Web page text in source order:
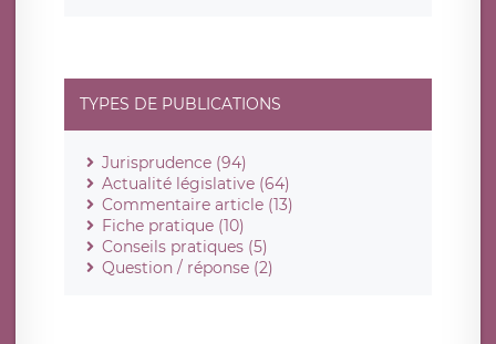
TYPES DE PUBLICATIONS
Jurisprudence (94)
Actualité législative (64)
Commentaire article (13)
Fiche pratique (10)
Conseils pratiques (5)
Question / réponse (2)